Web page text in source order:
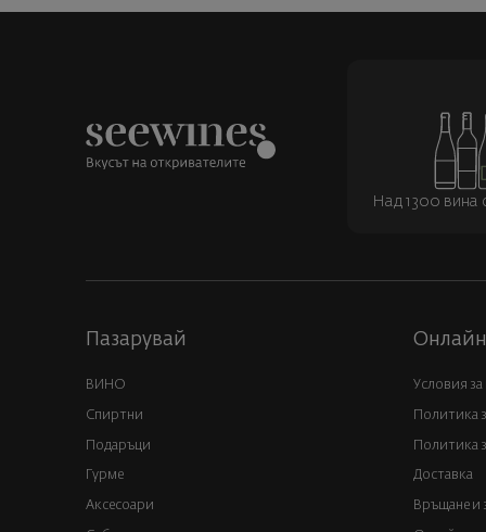
Над 1300 вина
Пазарувай
ВИНО
Спиртни
Подаръци
Гурме
Аксесоари
Условия за
Политика
Политика
Доставка
Връщане и